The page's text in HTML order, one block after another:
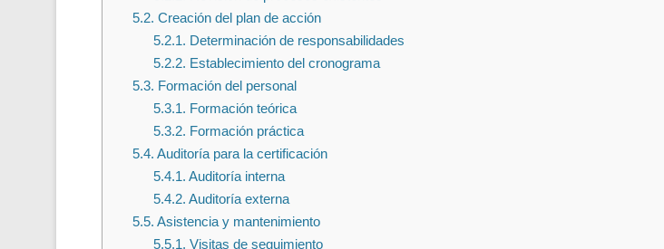
5.2. Creación del plan de acción
5.2.1. Determinación de responsabilidades
5.2.2. Establecimiento del cronograma
5.3. Formación del personal
5.3.1. Formación teórica
5.3.2. Formación práctica
5.4. Auditoría para la certificación
5.4.1. Auditoría interna
5.4.2. Auditoría externa
5.5. Asistencia y mantenimiento
5.5.1. Visitas de seguimiento